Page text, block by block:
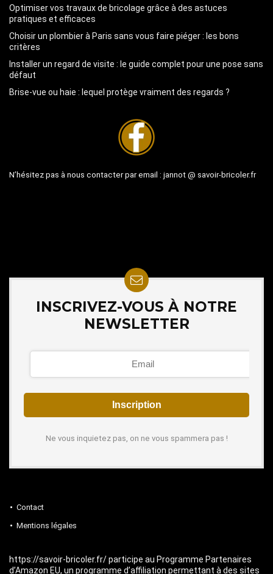
Optimiser vos travaux de bricolage grâce à des astuces
pratiques et efficaces
Choisir un plombier à Paris sans vous faire piéger : les bons
critères
Installer un regard de visite : le guide complet pour une pose sans
défaut
Brise-vue ou haie : lequel protège vraiment des regards ?
N’hésitez pas à nous contacter par email : jannot @ savoir-bricoler.fr
INSCRIVEZ-VOUS À NOTRE
NEWSLETTER
Ne vous inquietez pas, on ne vous spammera pas !
Contact
Mentions légales
https://savoir-bricoler.fr/ participe au Programme Partenaires
d’Amazon EU, un programme d’affiliation permettant à des sites